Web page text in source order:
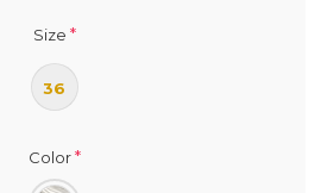
Size *
36
Color*